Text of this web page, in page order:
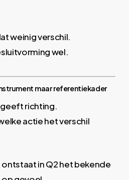
weinig verschil.
wel.
maar referentiekader
richting.
actie het verschil
in Q2 het bekende